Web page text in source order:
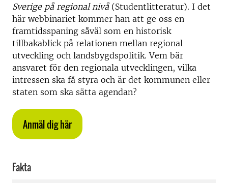
Sverige på regional nivå(Studentlitteratur). I det
här webbinariet kommer han att ge oss en
framtidsspaning såväl som en historisk
tillbakablick på relationen mellan regional
utveckling och landsbygdspolitik. Vem bär
ansvaret för den regionala utvecklingen, vilka
intressen ska få styra och är det kommunen eller
staten som ska sätta agendan?
Anmäl dig här
Fakta